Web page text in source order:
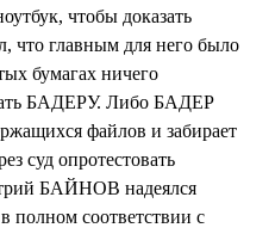
чтобы доказать
что главным для него было
бумагах ничего
БАДЕРУ. Либо БАДЕР
файлов и забирает
суд опротестовать
БАЙНОВ надеялся
полном соответствии с